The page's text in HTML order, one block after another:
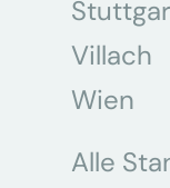
Villach
Wien
Alle